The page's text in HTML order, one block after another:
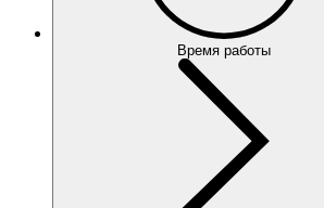
Время работы